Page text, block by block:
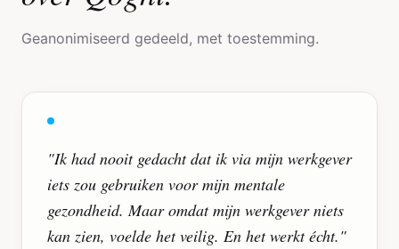
Geanonimiseerd gedeeld, met toestemming.
"Ik had nooit gedacht dat ik via mijn werkgever
iets zou gebruiken voor mijn mentale
gezondheid. Maar omdat mijn werkgever niets
kan zien, voelde het veilig. En het werkt écht."